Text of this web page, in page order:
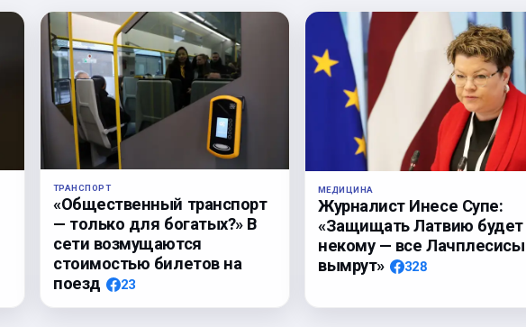
ТРАНСПОРТ
«Общественный транспорт
— только для богатых?» В
сети возмущаются
стоимостью билетов на
поезд
23
МЕДИЦИНА
Журналист Инесе Супе:
«Защищать Латвию будет
некому — все Лачплесисы
вымрут»
328